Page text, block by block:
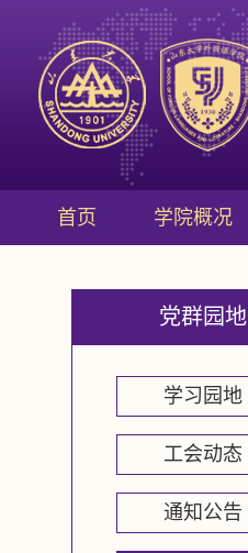
首页 学院概况
党群园地
学习园地
工会动态
通知公告